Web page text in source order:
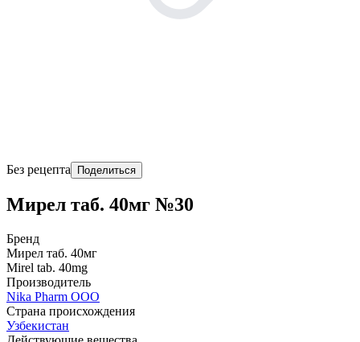
Без рецепта Поделиться
Мирел таб. 40мг №30
Бренд
Мирел таб. 40мг
Mirel tab. 40mg
Производитель
Nika Pharm ООО
Страна происхождения
Узбекистан